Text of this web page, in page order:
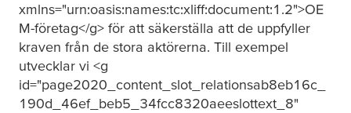
xmlns="urn:oasis:names:tc:xliff:document:1.2">OE
M-företag</g> för att säkerställa att de uppfyller
kraven från de stora aktörerna. Till exempel
utvecklar vi <g
id="page2020_content_slot_relationsab8eb16c_
190d_46ef_beb5_34fcc8320aeeslottext_8"